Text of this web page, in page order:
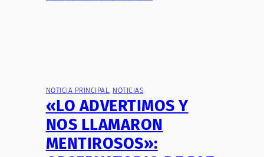
NOTICIA PRINCIPAL NOTICIAS
«LO ADVERTIMOS Y
NOS LLAMARON
MENTIROSOS»: